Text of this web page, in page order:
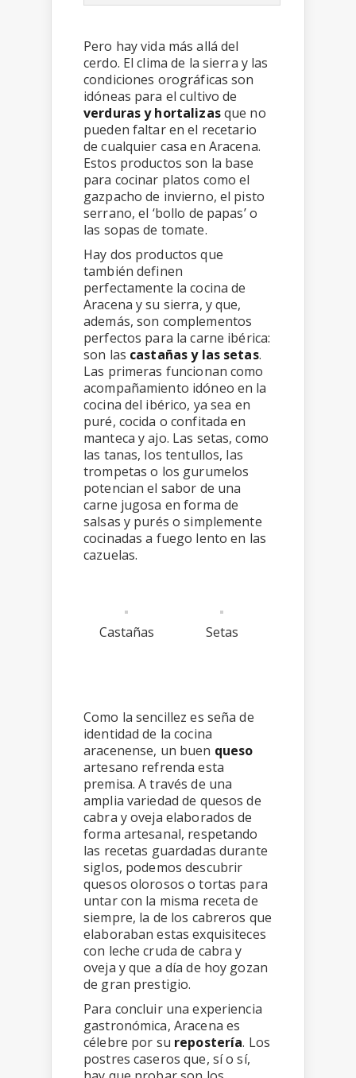
Pero hay vida más allá del
cerdo. El clima de la sierra y las
condiciones orográficas son
idóneas para el cultivo de
verduras y hortalizasque no
pueden faltar en el recetario
de cualquier casa en Aracena.
Estos productos son la base
para cocinar platos como el
gazpacho de invierno, el pisto
serrano, el ‘bollo de papas’ o
las sopas de tomate.
Hay dos productos que
también definen
perfectamente la cocina de
Aracena y su sierra, y que,
además, son complementos
perfectos para la carne ibérica:
son las castañas y las setas.
Las primeras funcionan como
acompañamiento idóneo en la
cocina del ibérico, ya sea en
puré, cocida o confitada en
manteca y ajo. Las setas, como
las tanas, los tentullos, las
trompetas o los gurumelos
potencian el sabor de una
carne jugosa en forma de
salsas y purés o simplemente
cocinadas a fuego lento en las
cazuelas.
Castañas Setas
Como la sencillez es seña de
identidad de la cocina
aracenense, un buen queso
artesano refrenda esta
premisa. A través de una
amplia variedad de quesos de
cabra y oveja elaborados de
forma artesanal, respetando
las recetas guardadas durante
siglos, podemos descubrir
quesos olorosos o tortas para
untar con la misma receta de
siempre, la de los cabreros que
elaboraban estas exquisiteces
con leche cruda de cabra y
oveja y que a día de hoy gozan
de gran prestigio.
Para concluir una experiencia
gastronómica, Aracena es
célebre por su repostería. Los
postres caseros que, sí o sí,